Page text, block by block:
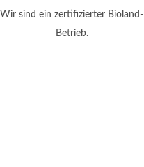
Wir sind ein zertifizierter Bioland-
Betrieb.